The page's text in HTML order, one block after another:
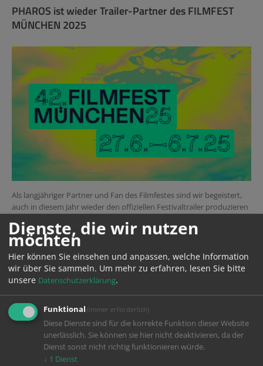
PHAROS ist wieder Trailer-Partner des FILMFEST
MÜNCHEN 2025
Als langjähriger Partner und Fan des Filmfestes sind wir begeistert,
auch in diesem Jahr wieder den offiziellen Festivaltrailer produzieren
kreativen Partner ECHO ROOMS. Inspiriert vom Designkonzept
haben wir zusammen einen Trailer geschaffen, der die Leichtigkeit
und Lebensfreude des Festivals auf die Leinwand bringt.
Der offizielle Festival-Trailer zur 75. Jubiläums-
Berlinale ist da!
Dienste, die wir nutzen
möchten
Hier können Sie einsehen und anpassen, welche Information
wir über Sie sammeln. Um mehr zu erfahren, lesen Sie bitte
unsere Datenschutzerklärung.
Funktional (immer erforderlich)
Diese Dienste sind für die korrekte Funktion dieser Website
unerlässlich. Sie können sie hier nicht deaktivieren, da der
Dienst sonst nicht richtig funktionieren würde.
↓ 1 Dienst